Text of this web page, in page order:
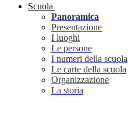
Scuola
Panoramica
Presentazione
I luoghi
Le persone
I numeri della scuola
Le carte della scuola
Organizzazione
La storia